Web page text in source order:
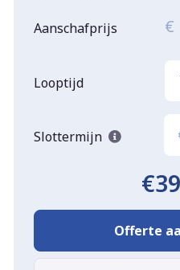
Aanschafprijs €
Looptijd
Slottermijn
Offerte